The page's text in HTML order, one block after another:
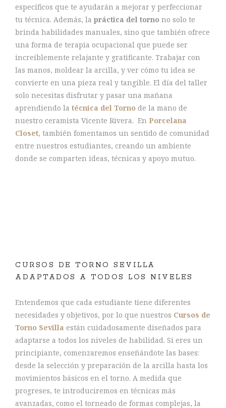
específicos que te ayudarán a mejorar y perfeccionar
tu técnica. Además, la práctica del torno no solo te
brinda habilidades manuales, sino que también ofrece
una forma de terapia ocupacional que puede ser
increíblemente relajante y gratificante. Trabajar con
las manos, moldear la arcilla, y ver cómo tu idea se
convierte en una pieza real y tangible. El día del taller
solo necesitas disfrutar y pasar una mañana
aprendiendo la técnica del Torno de la mano de
nuestro ceramista Vicente Rivera. En Porcelana
Closet, también fomentamos un sentido de comunidad
entre nuestros estudiantes, creando un ambiente
donde se comparten ideas, técnicas y apoyo mutuo.
CURSOS DE TORNO SEVILLA
ADAPTADOS A TODOS LOS NIVELES
Entendemos que cada estudiante tiene diferentes
necesidades y objetivos, por lo que nuestros Cursos de
Torno Sevilla están cuidadosamente diseñados para
adaptarse a todos los niveles de habilidad. Si eres un
principiante, comenzaremos enseñándote las bases:
desde la selección y preparación de la arcilla hasta los
movimientos básicos en el torno. A medida que
progreses, te introduciremos en técnicas más
avanzadas, como el torneado de formas complejas, la